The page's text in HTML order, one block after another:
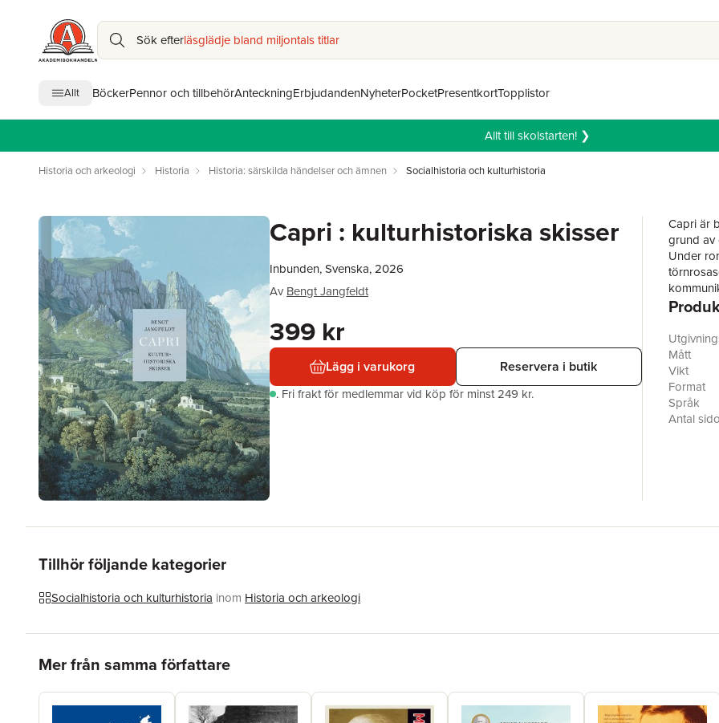
Sök efterläsglädje bland miljontals titlar
Allt BöckerPennor och tillbehörAnteckningErbjudandenNyheterPocketPresentkortTopplistor
Allt till skolstarten! ❯
Historia och arkeologi Historia Historia: särskilda händelser och ämnen Socialhistoria och kulturhistoria
Capri : kulturhistoriska skisser
Inbunden, Svenska, 2026
Av Bengt Jangfeldt
399 kr
Lägg i varukorg Reservera i butik
. Fri frakt för medlemmar vid köp för minst 249 kr.
Capri är
grund av
Under
strömma
mängder
Bengt
på
svenska
Greene
Mått
Vikt
Format
Språk
Antal
Tillhör följande kategorier
Socialhistoria och kulturhistoria inom Historia och arkeologi
Mer från samma författare